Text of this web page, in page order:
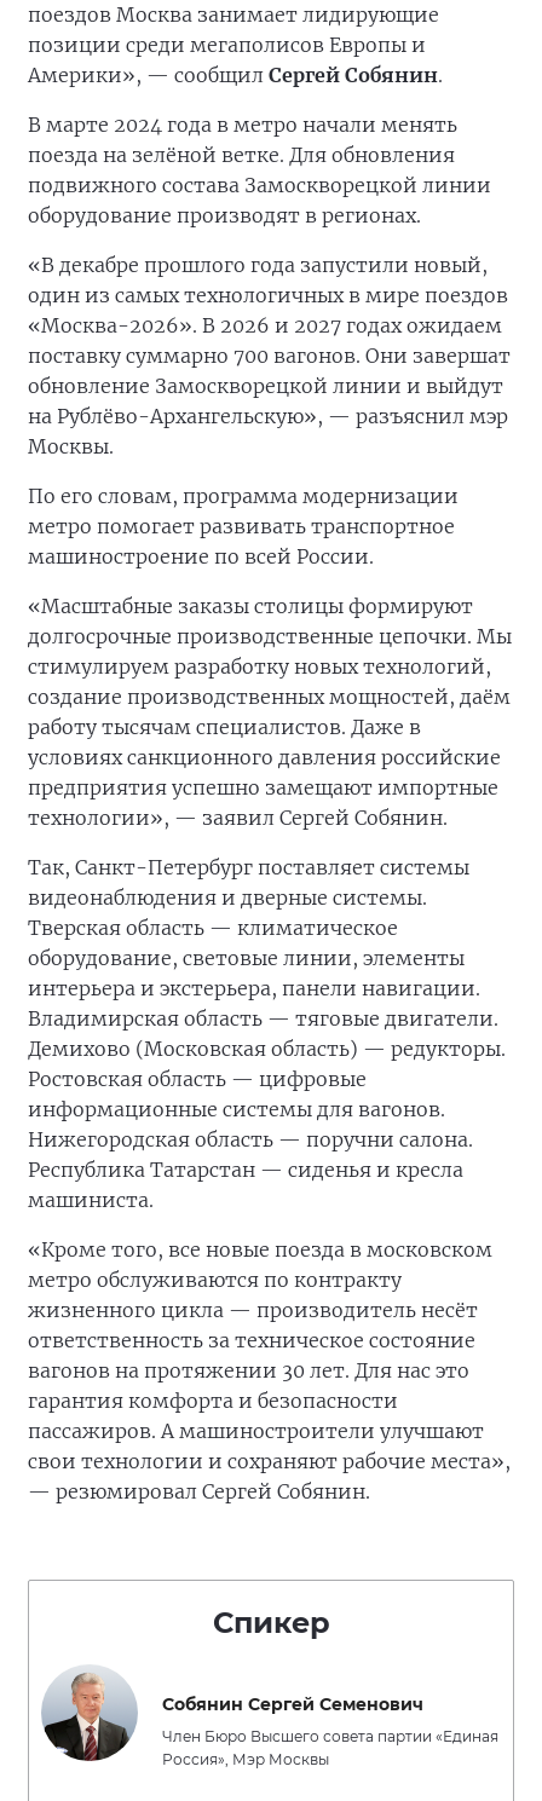
поездов Москва занимает лидирующие
позиции среди мегаполисов Европы и
Америки», — сообщил Сергей Собянин.
В марте 2024 года в метро начали менять
поезда на зелёной ветке. Для обновления
подвижного состава Замоскворецкой линии
оборудование производят в регионах.
«В декабре прошлого года запустили новый,
один из самых технологичных в мире поездов
«Москва-2026». В 2026 и 2027 годах ожидаем
поставку суммарно 700 вагонов. Они завершат
обновление Замоскворецкой линии и выйдут
на Рублёво-Архангельскую», — разъяснил мэр
Москвы.
По его словам, программа модернизации
метро помогает развивать транспортное
машиностроение по всей России.
«Масштабные заказы столицы формируют
долгосрочные производственные цепочки. Мы
стимулируем разработку новых технологий,
создание производственных мощностей, даём
работу тысячам специалистов. Даже в
условиях санкционного давления российские
предприятия успешно замещают импортные
технологии», — заявил Сергей Собянин.
Так, Санкт-Петербург поставляет системы
видеонаблюдения и дверные системы.
Тверская область — климатическое
оборудование, световые линии, элементы
интерьера и экстерьера, панели навигации.
Владимирская область — тяговые двигатели.
Демихово (Московская область) — редукторы.
Ростовская область — цифровые
информационные системы для вагонов.
Нижегородская область — поручни салона.
Республика Татарстан — сиденья и кресла
машиниста.
«Кроме того, все новые поезда в московском
метро обслуживаются по контракту
жизненного цикла — производитель несёт
ответственность за техническое состояние
вагонов на протяжении 30 лет. Для нас это
гарантия комфорта и безопасности
пассажиров. А машиностроители улучшают
свои технологии и сохраняют рабочие места»,
— резюмировал Сергей Собянин.
Спикер
Собянин Сергей Семенович
Член Бюро Высшего совета партии «Единая
Россия», Мэр Москвы